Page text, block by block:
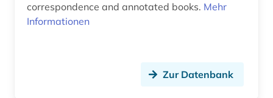
correspondence and annotated books. Mehr
Informationen
Zur Datenbank